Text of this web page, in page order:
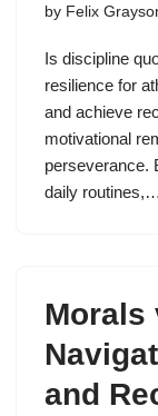
by Felix
Is discipline
resilience for
and achieve
motivational
perseverance.
daily routines,…
Morals
and